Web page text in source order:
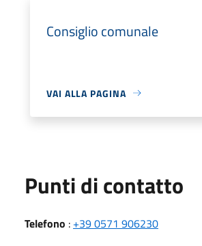
Consiglio comunale
VAI ALLA PAGINA
Punti di contatto
Telefono : +39 0571 906230